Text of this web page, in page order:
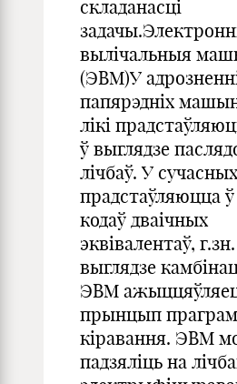
складанасці
вылічальныя
(ЭВМ)У
папярэдніх
лікі
ў выглядзе
лічбаў. У
прадстаўляюцца
кодаў дваічных
эквівалентаў,
выглядзе
ЭВМ
прынцып
кіравання. ЭВМ
падзяліць на